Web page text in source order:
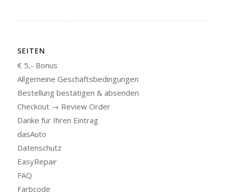
SEITEN
€ 5,- Bonus
Allgemeine Geschäftsbedingungen
Bestellung bestätigen & absenden
Checkout → Review Order
Danke für Ihren Eintrag
dasAuto
Datenschutz
EasyRepair
FAQ
Farbcode